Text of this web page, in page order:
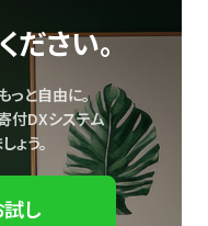
ださい。
っと自由に。
付DXシステム
ょう。
し